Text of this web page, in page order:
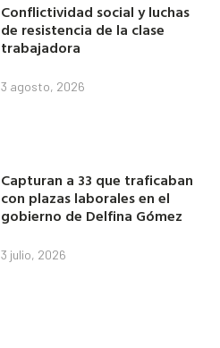
Conflictividad social y luchas
de resistencia de la clase
trabajadora
3 agosto, 2026
Capturan a 33 que traficaban
con plazas laborales en el
gobierno de Delfina Gómez
3 julio, 2026